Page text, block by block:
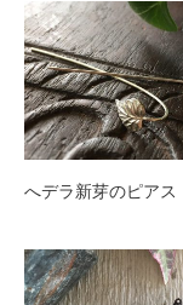
へデラ新芽のピアス